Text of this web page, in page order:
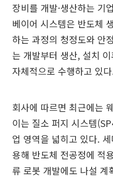
장비를 개발·생산하는 기
베이어 시스템은 반도체
하는 과정의 청정도와 안
는 개발부터 생산, 설치
자체적으로 수행하고 있
회사에 따르면 최근에는
이는 질소 퍼지 시스템
업 영역을 넓히고 있다.
용해 반도체 전공정에 적
류 로봇 개발에도 나설 계